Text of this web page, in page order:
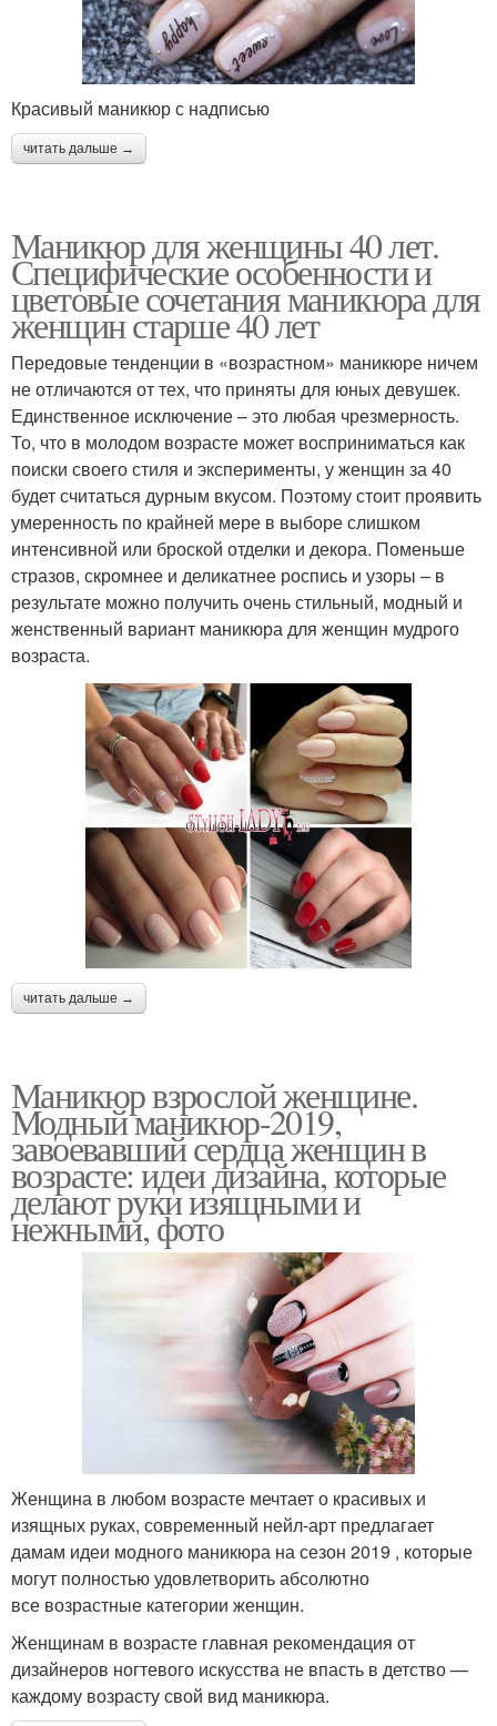
Красивый маникюр с надписью
читать дальше →
Маникюр для женщины 40 лет.
Специфические особенности и
цветовые сочетания маникюра для
женщин старше 40 лет
Передовые тенденции в «возрастном» маникюре ничем
не отличаются от тех, что приняты для юных девушек.
Единственное исключение – это любая чрезмерность.
То, что в молодом возрасте может восприниматься как
поиски своего стиля и эксперименты, у женщин за 40
будет считаться дурным вкусом. Поэтому стоит проявить
умеренность по крайней мере в выборе слишком
интенсивной или броской отделки и декора. Поменьше
стразов, скромнее и деликатнее роспись и узоры – в
результате можно получить очень стильный, модный и
женственный вариант маникюра для женщин мудрого
возраста.
читать дальше →
Маникюр взрослой женщине.
Модный маникюр-2019,
завоевавший сердца женщин в
возрасте: идеи дизайна, которые
делают руки изящными и
нежными, фото
Женщина в любом возрасте мечтает о красивых и
изящных руках, современный нейл-арт предлагает
дамам идеи модного маникюра на сезон 2019 , которые
могут полностью удовлетворить абсолютно
все возрастные категории женщин.
Женщинам в возрасте главная рекомендация от
дизайнеров ногтевого искусства не впасть в детство —
каждому возрасту свой вид маникюра.